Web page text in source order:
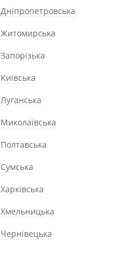
Дніпропетровська
Житомирська
Запорізька
Київська
Луганська
Миколаївська
Полтавська
Сумська
Харківська
Хмельницька
Чернівецька